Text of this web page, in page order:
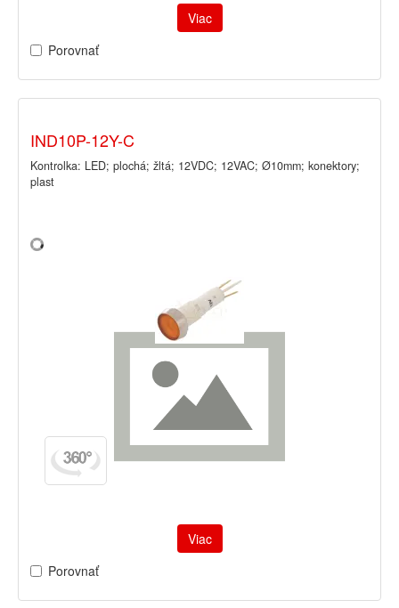
Viac
Porovnať
IND10P-12Y-C
Kontrolka: LED; plochá; žltá; 12VDC; 12VAC; Ø10mm; konektory;
plast
Viac
Porovnať